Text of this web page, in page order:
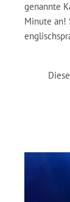
genannte
Minute an!